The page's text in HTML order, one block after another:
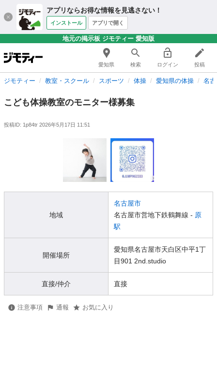
アプリならお得な情報を見逃さない！
インストール アプリで開く
地元の掲示板 ジモティー 愛知版
愛知県 検索 ログイン 投稿
ジモティー 教室・スクール スポーツ 体操 愛知県の体操 名
こども体操教室のモニター様募集
投稿ID: 1p84tr 2026年5月17日 11:51
地域
名古屋市
名古屋市営地下鉄鶴舞線 - 原
駅
開催場所
愛知県名古屋市天白区中平1丁
目901 2nd.studio
直接/仲介 直接
注意事項 通報 お気に入り